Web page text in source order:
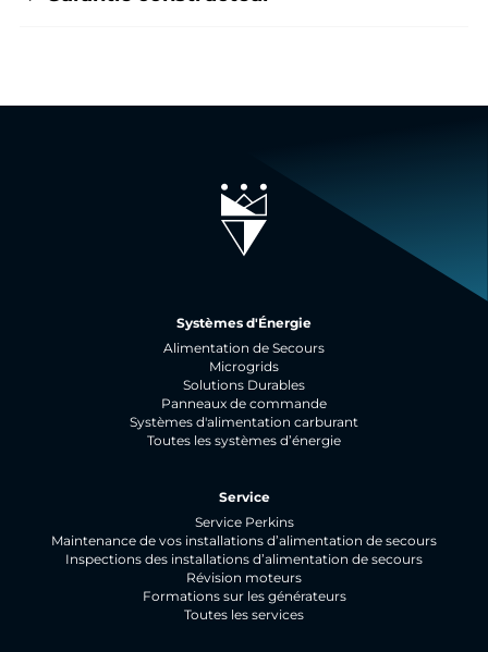
Systèmes d'Énergie
Alimentation de Secours
Microgrids
Solutions Durables
Panneaux de commande
Systèmes d'alimentation carburant
Toutes les systèmes d’énergie
Service
Service Perkins
Maintenance de vos installations d’alimentation de secours
Inspections des installations d’alimentation de secours
Révision moteurs
Formations sur les générateurs
Toutes les services